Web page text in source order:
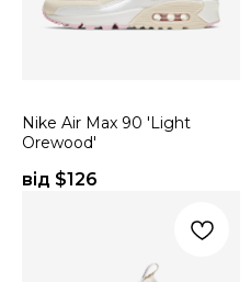
Nike Air Max 90 'Light
Orewood'
від $126